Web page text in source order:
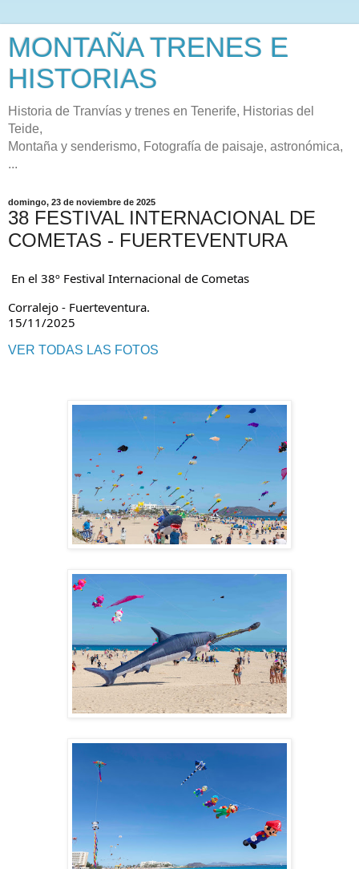
MONTAÑA TRENES E
HISTORIAS
Historia de Tranvías y trenes en Tenerife, Historias del
Teide,
Montaña y senderismo, Fotografía de paisaje, astronómica,
...
domingo, 23 de noviembre de 2025
38 FESTIVAL INTERNACIONAL DE
COMETAS - FUERTEVENTURA
En el 38º Festival Internacional de Cometas
Corralejo - Fuerteventura.
15/11/2025
VER TODAS LAS FOTOS